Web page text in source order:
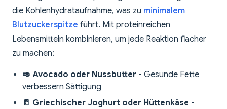
die Kohlenhydrataufnahme, was zu minimalem
Blutzuckerspitze führt. Mit proteinreichen
Lebensmitteln kombinieren, um jede Reaktion flacher
zu machen:
🥑 Avocado oder Nussbutter - Gesunde Fette
verbessern Sättigung
🥛 Griechischer Joghurt oder Hüttenkäse -